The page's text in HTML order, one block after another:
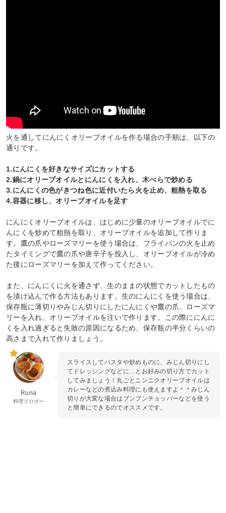
火を通してにんにくオリーブオイルを作る場合の手順は、以下の
通りです。
1.にんにくを好きなサイズにカットする
2.鍋にオリーブオイルとにんにくを入れ、木べらで炒める
3.にんにくの色がきつね色に近付いたら火を止め、粗熱を取る
4.容器に移し、オリーブオイルを足す
にんにくオリーブオイルは、はじめに少量のオリーブオイルでに
んにくを炒めて粗熱を取り、オリーブオイルを追加して作りま
す。鷹の爪やローズマリーを使う場合は、フライパンの火を止め
たタイミングで鷹の爪や唐辛子を投入し、オリーブオイルが冷め
た後にローズマリーを加えて作ってください。
また、にんにくに火を通さず、生のままの状態でカットしたもの
を漬け込んで作る方法もあります。生のにんにくを使う場合は、
保存瓶に薄切りやみじん切りにしたにんにくや鷹の爪、ローズマ
リーを入れ、オリーブオイルを注いで作ります。この際ににんに
くを入れ過ぎると失敗の原因になるため、保存瓶の半分くらいの
高さまで入れて作りましょう。
Runa
料理ブロガー
スライスしてパスタや炒めものに、みじん切りにし
てドレッシングなどに…とお好みの切り方でカット
してみましょう！丸ごとニンニクオリーブオイルは
カレーなどの煮込み料理にも使えますよ＾＾みじん
切りが大変な場合はブンブンチョッパーなどを使う
と簡単にできるのでオススメです。